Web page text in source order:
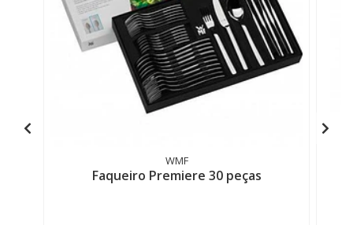
WMF
Faqueiro Premiere 30 peças